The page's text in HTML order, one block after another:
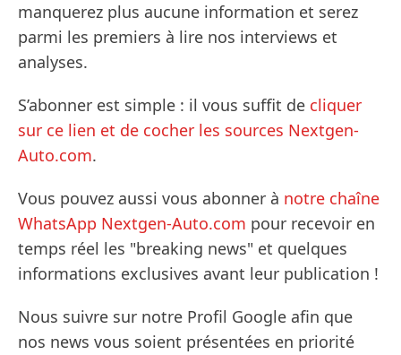
manquerez plus aucune information et serez
parmi les premiers à lire nos interviews et
analyses.
S’abonner est simple : il vous suffit de cliquer
sur ce lien et de cocher les sources Nextgen-
Auto.com.
Vous pouvez aussi vous abonner à notre chaîne
WhatsApp Nextgen-Auto.com pour recevoir en
temps réel les "breaking news" et quelques
informations exclusives avant leur publication !
Nous suivre sur notre Profil Google afin que
nos news vous soient présentées en priorité